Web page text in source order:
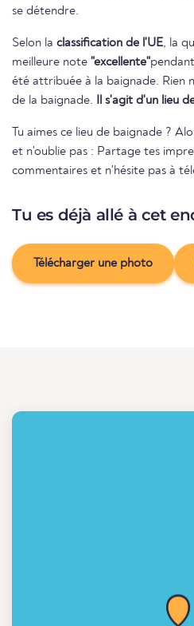
se détendre.
Selon la classification de l'UE, la
meilleure note "excellente"pendant
été attribuée à la baignade. Rien
de la baignade. Il s'agit d'un lieu
Tu aimes ce lieu de baignade ?
et n'oublie pas : Partage tes
commentaires et n'hésite pas à
Tu es déjà allé à cet
Télécharger une photo